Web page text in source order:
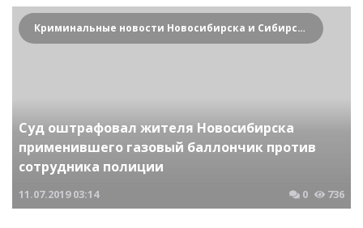
Криминальные новости Новосибирска и Сибирского региона
Суд оштрафовал жителя Новосибирска
применившего газовый баллончик против
сотрудника полиции
11.07.2019 03:14 0 736